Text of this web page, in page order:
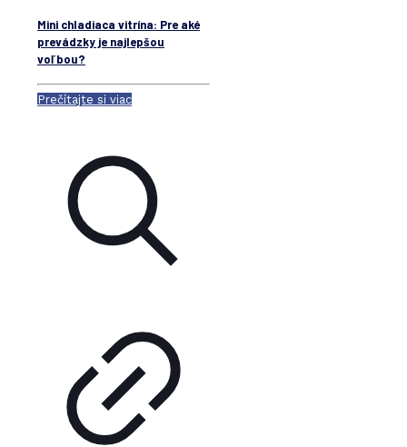
Mini chladiaca vitrína: Pre aké
prevádzky je najlepšou
voľbou?
Prečítajte si viac